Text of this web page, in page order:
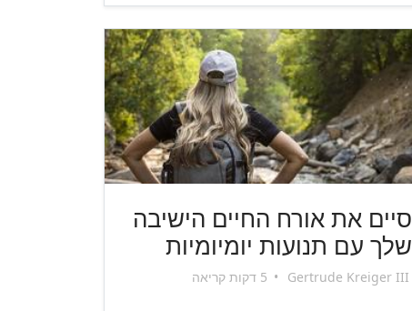
סיים את אורח החיים הישיבה
שלך עם תנועות יומיומיות
Gertrude Kreiger III
•